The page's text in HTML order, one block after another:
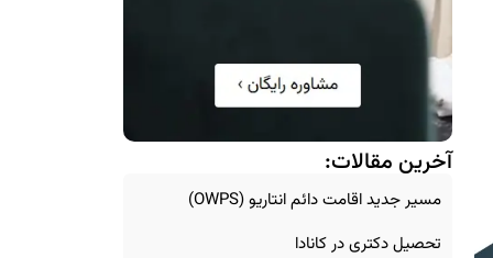
آخرین مقالات:
مسیر جدید اقامت دائم انتاریو (OWPS)
تحصیل دکتری در کانادا